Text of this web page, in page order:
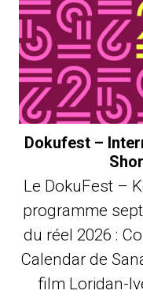
Dokufest –
Le DokuFest –
programme
du réel 2026 :
Calendar de
film Loridan-